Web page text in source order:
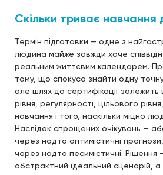
Скільки триває навчання
Термін підготовки — одне з
людина майже завжди хоче
реальним життєвим календарем.
тому, що спокуса знайти одну
але шлях до сертифікації залежить
рівня, регулярності, цільового
навчання і того, наскільки міцно
Наслідок спрощених очікувань —
через надто оптимістичні
через надто песимістичні. Рішення
абстрактний ідеальний сценарій,